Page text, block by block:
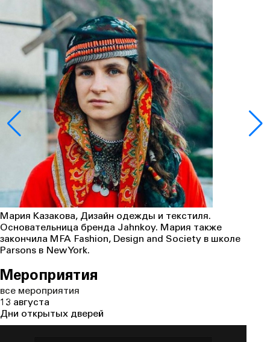
Мария Казакова, Дизайн одежды и текстиля.
Основательница бренда Jahnkoy. Мария также
закончила MFA Fashion, Design and Society в школе
Parsons в New York.
Мероприятия
все мероприятия
13 августа
Дни открытых дверей